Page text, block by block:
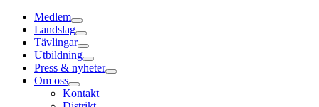
Medlem
Landslag
Tävlingar
Utbildning
Press & nyheter
Om oss
Kontakt